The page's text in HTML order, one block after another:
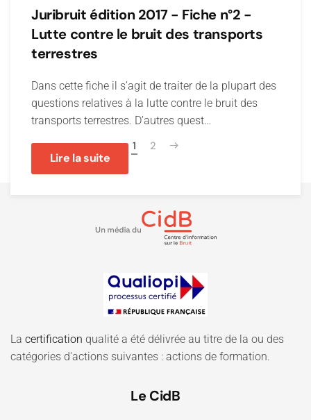
Juribruit édition 2017 - Fiche n°2 -
Lutte contre le bruit des transports
terrestres
Dans cette fiche il s’agit de traiter de la plupart des
questions relatives à la lutte contre le bruit des
transports terrestres. D’autres quest…
Lire la suite
1 2
La certification qualité a été délivrée au titre de la ou des
catégories d'actions suivantes : actions de formation.
Le CidB